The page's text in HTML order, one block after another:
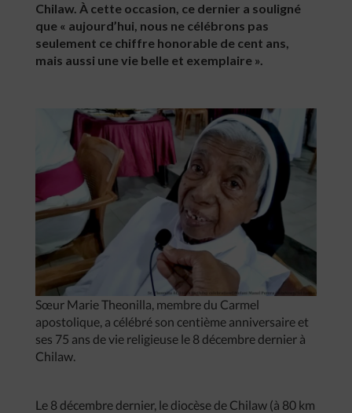
Chilaw. À cette occasion, ce dernier a souligné
que « aujourd’hui, nous ne célébrons pas
seulement ce chiffre honorable de cent ans,
mais aussi une vie belle et exemplaire ».
Sœur Marie Theonilla, membre du Carmel
apostolique, a célébré son centième anniversaire et
ses 75 ans de vie religieuse le 8 décembre dernier à
Chilaw.
Le 8 décembre dernier, le diocèse de Chilaw (à 80 km